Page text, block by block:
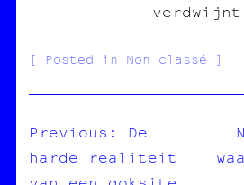
Posted in Non classé
NAVIGATION
Previous:
De
harde realiteit